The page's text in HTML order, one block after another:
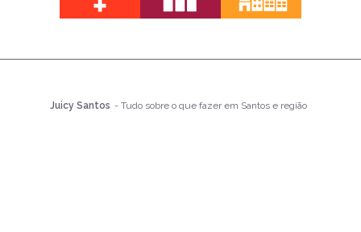
Juicy Santos - Tudo sobre o que fazer em Santos e região